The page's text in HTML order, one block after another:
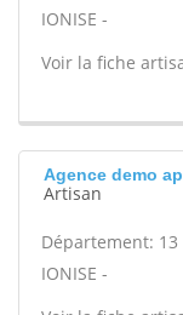
IONISE -
Voir la fiche
Agence demo
Artisan
Département: 13
IONISE -